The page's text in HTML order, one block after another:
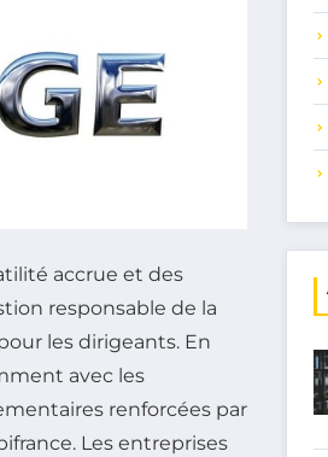
accrue et des
responsable de la
les dirigeants. En
avec les
renforcées par
Les entreprises